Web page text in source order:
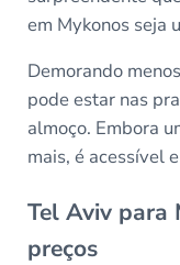
em Mykonos seja
Demorando
pode estar nas
almoço. Embora
mais, é acessível
Tel Aviv para
preços